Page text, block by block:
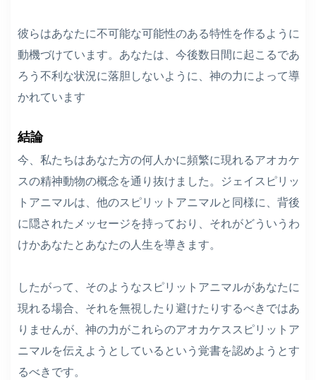
彼らはあなたに不可能な可能性のある特性を作るように
動機づけています。あなたは、今後数日間に起こるであ
ろう不利な状況に落胆しないように、神の力によって導
かれています
結論
今、私たちはあなた方の何人かに頻繁に現れるアオカケ
スの精神動物の概念を通り抜けました。ジェイスピリッ
トアニマルは、他のスピリットアニマルと同様に、背後
に隠されたメッセージを持っており、それがどういうわ
けかあなたとあなたの人生を導きます。
したがって、そのようなスピリットアニマルがあなたに
現れる場合、それを無視したり避けたりするべきではあ
りませんが、神の力がこれらのアオカケススピリットア
ニマルを伝えようとしているという覚書を認めようとす
るべきです。